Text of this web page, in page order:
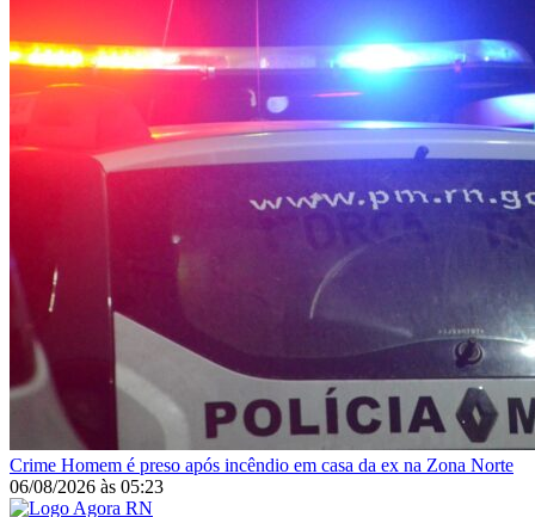
Crime Homem é preso após incêndio em casa da ex na Zona Norte
06/08/2026 às 05:23